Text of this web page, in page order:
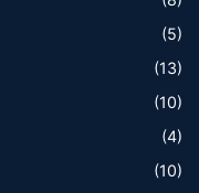
(5)
(13)
(10)
(4)
(10)